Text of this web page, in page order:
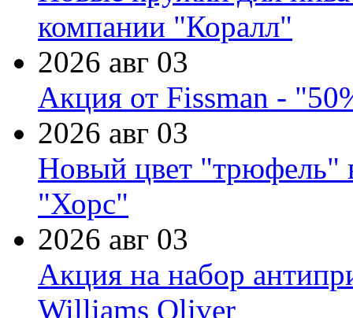
компании "Коралл"
2026 авг 03
Акция от Fissman -
2026 авг 03
Новый цвет "трюфель"
"Хорс"
2026 авг 03
Акция на набор
Williams Oliver